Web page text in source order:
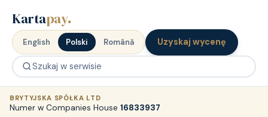
Kartapay.
English Polski Română Uzyskaj wycenę
BRYTYJSKA SPÓŁKA LTD
Numer w Companies House 16833937